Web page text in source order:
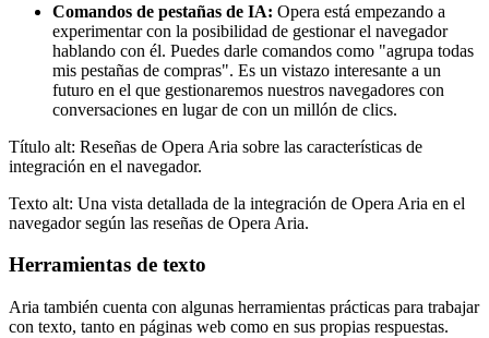
Comandos de pestañas de IA: Opera está empezando a
experimentar con la posibilidad de gestionar el navegador
hablando con él. Puedes darle comandos como "agrupa todas
mis pestañas de compras". Es un vistazo interesante a un
futuro en el que gestionaremos nuestros navegadores con
conversaciones en lugar de con un millón de clics.
Título alt: Reseñas de Opera Aria sobre las características de
integración en el navegador.
Texto alt: Una vista detallada de la integración de Opera Aria en el
navegador según las reseñas de Opera Aria.
Herramientas de texto
Aria también cuenta con algunas herramientas prácticas para trabajar
con texto, tanto en páginas web como en sus propias respuestas.